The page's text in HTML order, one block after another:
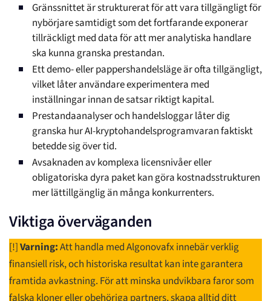
Gränssnittet är strukturerat för att vara tillgängligt för
nybörjare samtidigt som det fortfarande exponerar
tillräckligt med data för att mer analytiska handlare
ska kunna granska prestandan.
Ett demo- eller pappershandelsläge är ofta tillgängligt,
vilket låter användare experimentera med
inställningar innan de satsar riktigt kapital.
Prestandaanalyser och handelsloggar låter dig
granska hur AI-kryptohandelsprogramvaran faktiskt
betedde sig över tid.
Avsaknaden av komplexa licensnivåer eller
obligatoriska dyra paket kan göra kostnadsstrukturen
mer lättillgänglig än många konkurrenters.
Viktiga överväganden
[!]Varning:Att handla med Algonovafx innebär verklig
finansiell risk, och historiska resultat kan inte garantera
framtida avkastning. För att minska undvikbara faror som